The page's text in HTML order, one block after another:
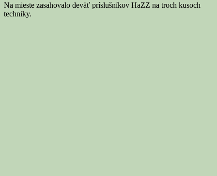
Na mieste zasahovalo deväť príslušníkov HaZZ na troch kusoch
techniky.